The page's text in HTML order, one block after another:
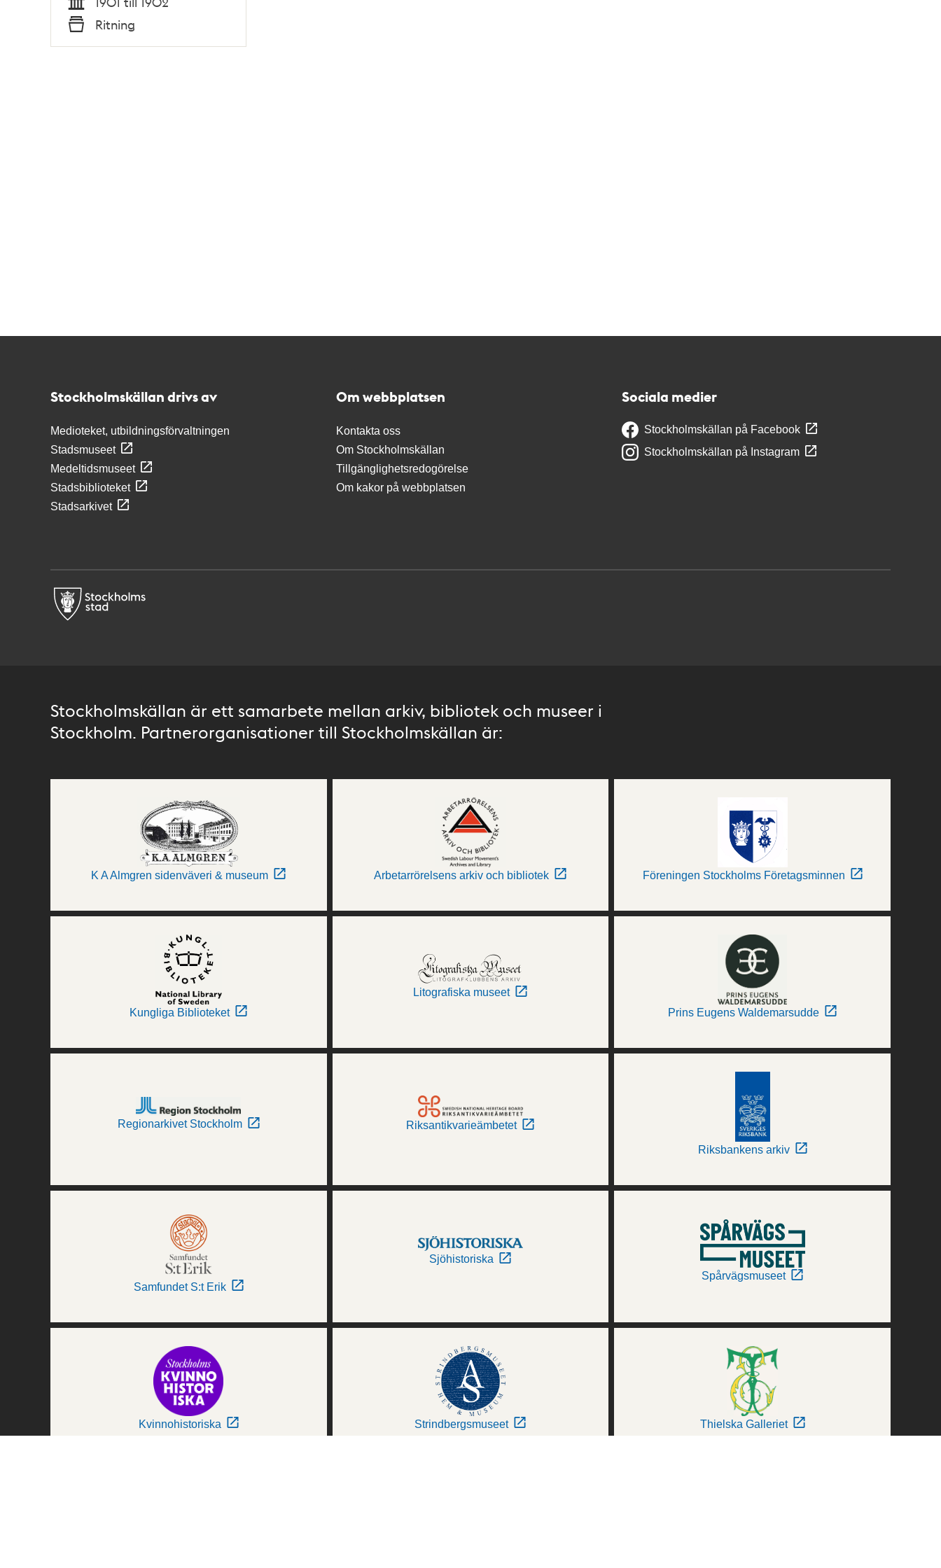
Tid
Typ
Ritning
Stockholmskällan drivs av
Medioteket, utbildningsförvaltningen
Stadsmuseet
Medeltidsmuseet
Stadsbiblioteket
Stadsarkivet
Om webbplatsen
Kontakta oss
Om Stockholmskällan
Tillgänglighetsredogörelse
Om kakor på webbplatsen
Sociala medier
Stockholmskällan på Facebook
Stockholmskällan på Instagram
Stockholmskällan är ett samarbete mellan arkiv, bibliotek och museer i
Stockholm. Partnerorganisationer till Stockholmskällan är:
K A Almgren sidenväveri & museum Arbetarrörelsens arkiv och bibliotek Föreningen Stockholms Företagsminnen
Kungliga Biblioteket
Litografiska museet
Prins Eugens Waldemarsudde
Regionarkivet Stockholm Riksantikvarieämbetet
Riksbankens arkiv
Samfundet S:t Erik
Sjöhistoriska
Spårvägsmuseet
Kvinnohistoriska Strindbergsmuseet Thielska Galleriet